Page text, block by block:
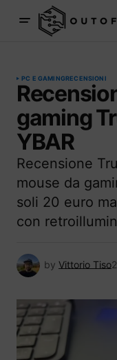
PC E GAMINGRECENSIONI
gaming
YBAR
Recensione
mouse da
soli 20 euro
con
by Vittorio Tiso